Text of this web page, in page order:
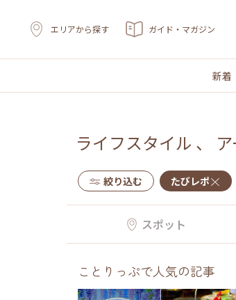
エリアから探す ガイド・マガジン
新着
ライフスタイル 、
絞り込む たびレポ
スポット
ことりっぷで人気の記事